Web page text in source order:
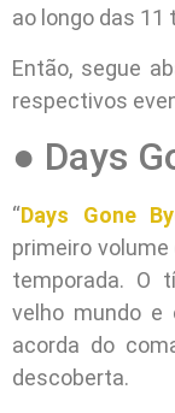
ao longo das 11
Então, segue
respectivos
● Days
“Days Gone
primeiro volume
temporada. O
velho mundo e
acorda do
descoberta.